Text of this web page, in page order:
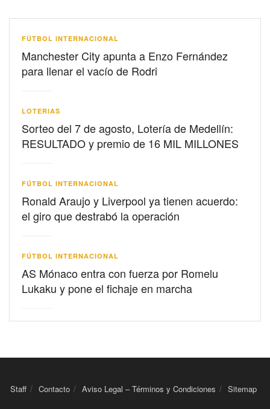
FÚTBOL INTERNACIONAL
Manchester City apunta a Enzo Fernández
para llenar el vacío de Rodri
LOTERIAS
Sorteo del 7 de agosto, Lotería de Medellín:
RESULTADO y premio de 16 MIL MILLONES
FÚTBOL INTERNACIONAL
Ronald Araujo y Liverpool ya tienen acuerdo:
el giro que destrabó la operación
FÚTBOL INTERNACIONAL
AS Mónaco entra con fuerza por Romelu
Lukaku y pone el fichaje en marcha
Staff Contacto Aviso Legal – Términos y Condiciones Sitemap